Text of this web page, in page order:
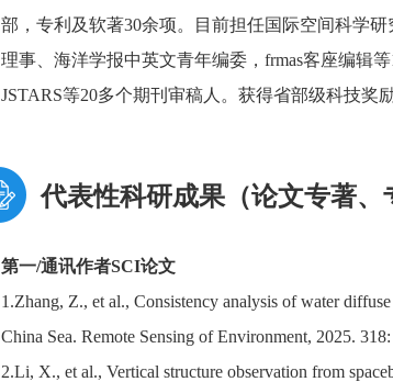
部，专利及软著30余项。目前担任国际空间科学
理事、海洋学报中英文青年编委，frmas客座编辑
JSTARS等20多个期刊审稿人。获得省部级科技奖
代表性科研成果（论文专著、
第一/通讯作者SCI论文
1.Zhang, Z., et al., Consistency analysis of water
China Sea. Remote Sensing of Environment, 2025.
2.Li, X., et al., Vertical structure observation from